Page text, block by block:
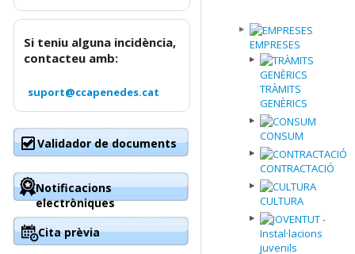
EMPRESES
TRÀMITS
GENÈRICS
CONSUM
CONTRACTACIÓ
CULTURA
Si teniu alguna incidència,
contacteu amb:
suport@ccapenedes.cat
Validador de documents
Notificacions
electròniques
Cita prèvia